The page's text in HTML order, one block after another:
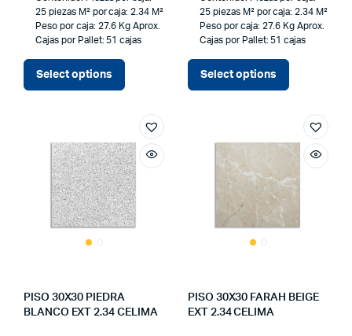
25 piezas M² por caja: 2.34 M²
Peso por caja: 27.6 Kg Aprox.
Cajas por Pallet: 51 cajas
Select options
25 piezas M² por caja: 2.34 M²
Peso por caja: 27.6 Kg Aprox.
Cajas por Pallet: 51 cajas
Select options
PISO 30X30 PIEDRA
BLANCO EXT 2.34 CELIMA
PISO 30X30 FARAH BEIGE
EXT 2.34 CELIMA